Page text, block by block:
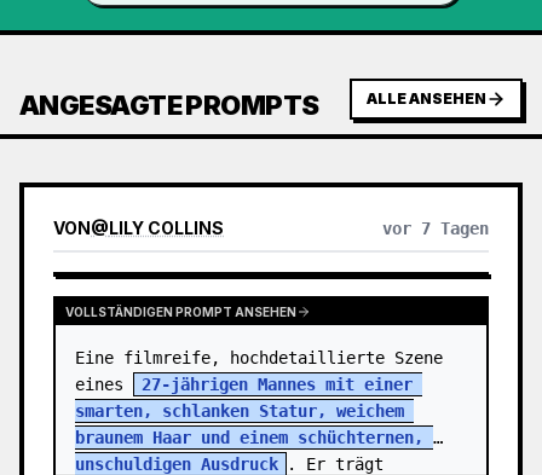
ANGESAGTE PROMPTS ALLE ANSEHEN
VON@LILY COLLINS vor 7 Tagen
VOLLSTÄNDIGEN PROMPT ANSEHEN
Eine filmreife, hochdetaillierte Szene
eines
27-jährigen Mannes mit einer
smarten, schlanken Statur, weichem
braunem Haar und einem schüchternen,
unschuldigen Ausdruck
. Er trägt